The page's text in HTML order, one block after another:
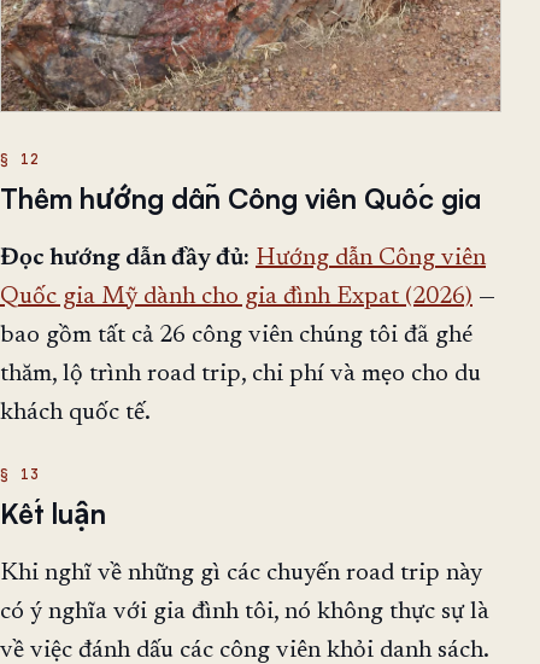
Thêm hướng dẫn Công viên Quốc gia
Đọc hướng dẫn đầy đủ: Hướng dẫn Công viên
Quốc gia Mỹ dành cho gia đình Expat (2026) —
bao gồm tất cả 26 công viên chúng tôi đã ghé
thăm, lộ trình road trip, chi phí và mẹo cho du
khách quốc tế.
Kết luận
Khi nghĩ về những gì các chuyến road trip này
có ý nghĩa với gia đình tôi, nó không thực sự là
về việc đánh dấu các công viên khỏi danh sách.